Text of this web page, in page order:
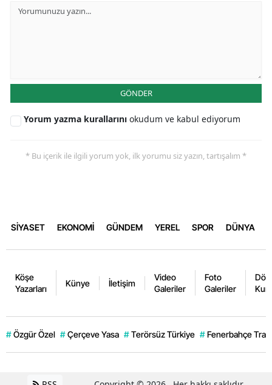
GÖNDER
Yorum yazma kurallarını okudum ve kabul ediyorum
* Bu içerik ile ilgili yorum yok, ilk yorumu siz yazın, tartışalım *
SİYASET EKONOMİ GÜNDEM YEREL SPOR DÜNYA
Köşe
Yazarları
Künye İletişim
Video
Galeriler
Foto
Galeriler
# Özgür Özel # Çerçeve Yasa # Terörsüz Türkiye # Fenerbahçe